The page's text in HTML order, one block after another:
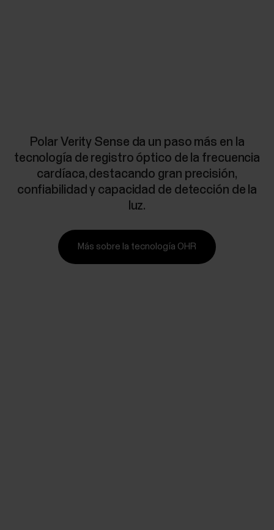
Polar Verity Sense da un paso más en la
tecnología de registro óptico de la frecuencia
cardíaca, destacando gran precisión,
confiabilidad y capacidad de detección de la
luz.
Más sobre la tecnología OHR